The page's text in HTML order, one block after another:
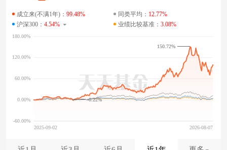
成立来(不满1年)： 99.48% 同类平均： 12.77%
沪深300： 4.54% 业绩比较基准： 3.08%
-0.22%
150.72%